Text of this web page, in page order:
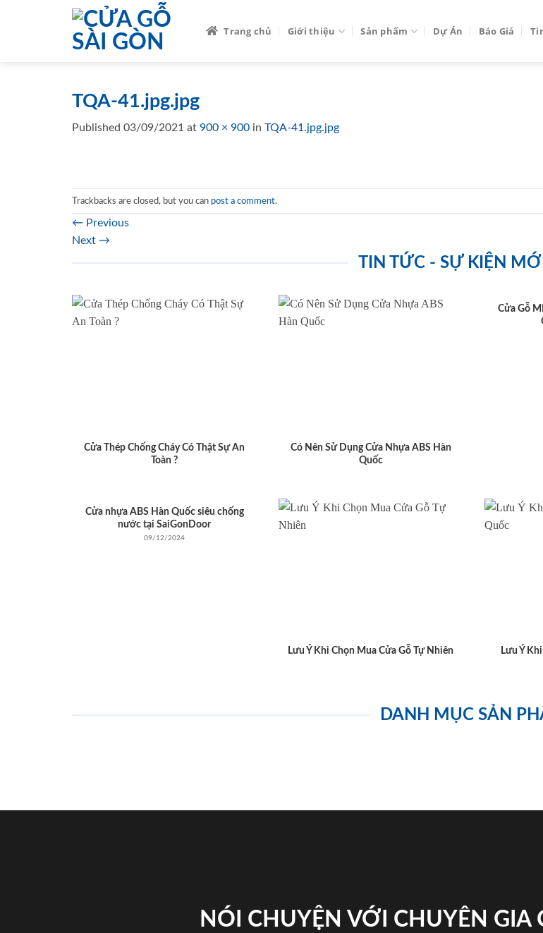
Trang chủ Giới thiệu Sản phẩm Dự Án Báo Giá
TQA-41.jpg.jpg
Published 03/09/2021 at 900 × 900 in TQA-41.jpg.jpg
Trackbacks are closed, but you can post a comment.
← Previous
Next →
TIN TỨC - SỰ KIỆN
Cửa Thép Chống Cháy Có Thật Sự An
Toàn ?
Có Nên Sử Dụng Cửa Nhựa ABS Hàn
Quốc
Cửa Gỗ
Cửa nhựa ABS Hàn Quốc siêu chống
nước tại SaiGonDoor
09/12/2024
Lưu Ý Khi Chọn Mua Cửa Gỗ Tự Nhiên
Lưu Ý
DANH MỤC SẢN
NÓI CHUYỆN VỚI CHUYÊN GIA